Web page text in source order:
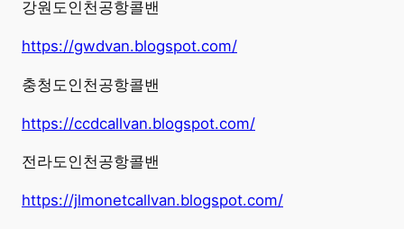
강원도인천공항콜밴
https://gwdvan.blogspot.com/
충청도인천공항콜밴
https://ccdcallvan.blogspot.com/
전라도인천공항콜밴
https://jlmonetcallvan.blogspot.com/